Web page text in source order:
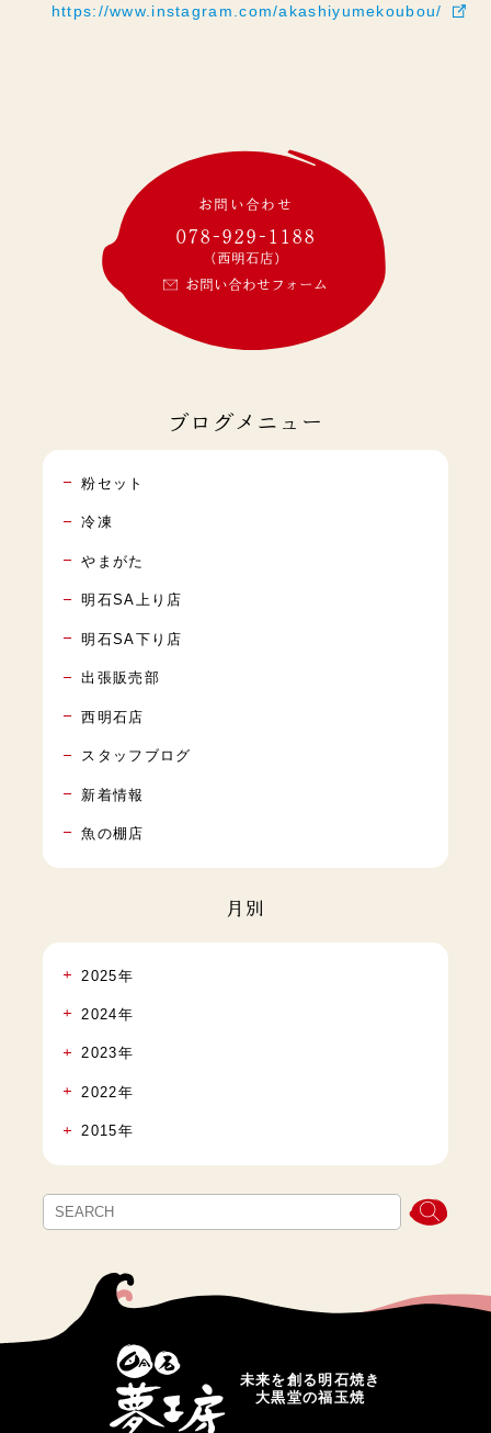
https://www.instagram.com/akashiyumekoubou/
お問い合わせ
078-929-1188
(西明石店)
お問い合わせフォーム
ブログメニュー
粉セット
冷凍
やまがた
明石SA上り店
明石SA下り店
出張販売部
西明石店
スタッフブログ
新着情報
魚の棚店
月別
2025年
2024年
2023年
2022年
2015年
未来を創る明石焼き
大黒堂の福玉焼